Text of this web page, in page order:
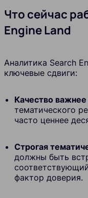
Что сейчас
Engine Land
Аналитика Search
ключевые сдвиги:
Качество
тематического
часто ценнее
Строгая
должны быть
фактор доверия.